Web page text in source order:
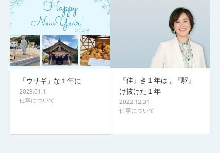
「ウサギ」な１年に
2023.01.1
仕事について
『佳』き１年は，『駆』
け抜けた１年
2022.12.31
仕事について
実績
コラム一覧
お問合せ